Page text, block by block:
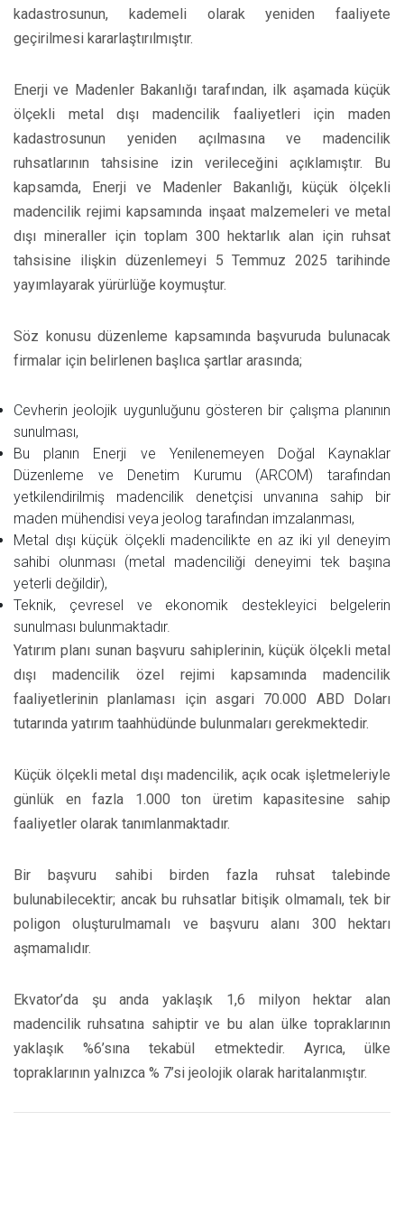
kadastrosunun, kademeli olarak yeniden faaliyete
geçirilmesi kararlaştırılmıştır.
Enerji ve Madenler Bakanlığı tarafından, ilk aşamada küçük
ölçekli metal dışı madencilik faaliyetleri için maden
kadastrosunun yeniden açılmasına ve madencilik
ruhsatlarının tahsisine izin verileceğini açıklamıştır. Bu
kapsamda, Enerji ve Madenler Bakanlığı, küçük ölçekli
madencilik rejimi kapsamında inşaat malzemeleri ve metal
dışı mineraller için toplam 300 hektarlık alan için ruhsat
tahsisine ilişkin düzenlemeyi 5 Temmuz 2025 tarihinde
yayımlayarak yürürlüğe koymuştur.
Söz konusu düzenleme kapsamında başvuruda bulunacak
firmalar için belirlenen başlıca şartlar arasında;
Cevherin jeolojik uygunluğunu gösteren bir çalışma planının
sunulması,
Bu planın Enerji ve Yenilenemeyen Doğal Kaynaklar
Düzenleme ve Denetim Kurumu (ARCOM) tarafından
yetkilendirilmiş madencilik denetçisi unvanına sahip bir
maden mühendisi veya jeolog tarafından imzalanması,
Metal dışı küçük ölçekli madencilikte en az iki yıl deneyim
sahibi olunması (metal madenciliği deneyimi tek başına
yeterli değildir),
Teknik, çevresel ve ekonomik destekleyici belgelerin
sunulması bulunmaktadır.
Yatırım planı sunan başvuru sahiplerinin, küçük ölçekli metal
dışı madencilik özel rejimi kapsamında madencilik
faaliyetlerinin planlaması için asgari 70.000 ABD Doları
tutarında yatırım taahhüdünde bulunmaları gerekmektedir.
Küçük ölçekli metal dışı madencilik, açık ocak işletmeleriyle
günlük en fazla 1.000 ton üretim kapasitesine sahip
faaliyetler olarak tanımlanmaktadır.
Bir başvuru sahibi birden fazla ruhsat talebinde
bulunabilecektir; ancak bu ruhsatlar bitişik olmamalı, tek bir
poligon oluşturulmamalı ve başvuru alanı 300 hektarı
aşmamalıdır.
Ekvator’da şu anda yaklaşık 1,6 milyon hektar alan
madencilik ruhsatına sahiptir ve bu alan ülke topraklarının
yaklaşık %6’sına tekabül etmektedir. Ayrıca, ülke
topraklarının yalnızca % 7’si jeolojik olarak haritalanmıştır.